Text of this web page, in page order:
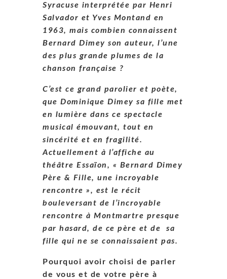
Syracuse interprétée par Henri
Salvador et Yves Montand en
1963, mais combien connaissent
Bernard Dimey son auteur, l’une
des plus grande plumes de la
chanson française ?
C’est ce grand parolier et poète,
que Dominique Dimey sa fille met
en lumière dans ce spectacle
musical émouvant, tout en
sincérité et en fragilité.
Actuellement à l’affiche au
théâtre Essaïon, « Bernard Dimey
Père & Fille, une incroyable
rencontre », est le récit
bouleversant de l’incroyable
rencontre à Montmartre presque
par hasard, de ce père et de sa
fille qui ne se connaissaient pas.
Pourquoi avoir choisi de parler
de vous et de votre père à